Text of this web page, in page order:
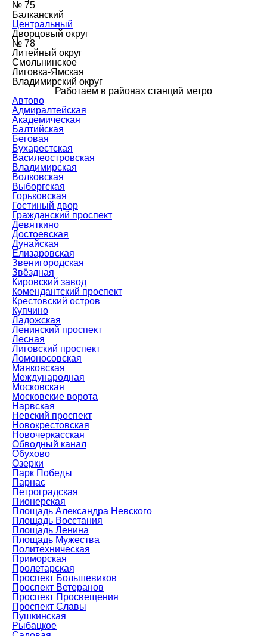
№ 75
Балканский
Центральный
Дворцовый округ
№ 78
Литейный округ
Смольнинское
Лиговка-Ямская
Владимирский округ
Работаем в районах станций метро
Автово
Адмиралтейская
Академическая
Балтийская
Беговая
Бухарестская
Василеостровская
Владимирская
Волковская
Выборгская
Горьковская
Гостиный двор
Гражданский проспект
Девяткино
Достоевская
Дунайская
Елизаровская
Звенигородская
Звёздная
Кировский завод
Комендантский проспект
Крестовский остров
Купчино
Ладожская
Ленинский проспект
Лесная
Лиговский проспект
Ломоносовская
Маяковская
Международная
Московская
Московские ворота
Нарвская
Невский проспект
Новокрестовская
Новочеркасская
Обводный канал
Обухово
Озерки
Парк Победы
Парнас
Петроградская
Пионерская
Площадь Александра Невского
Площадь Восстания
Площадь Ленина
Площадь Мужества
Политехническая
Приморская
Пролетарская
Проспект Большевиков
Проспект Ветеранов
Проспект Просвещения
Проспект Славы
Пушкинская
Рыбацкое